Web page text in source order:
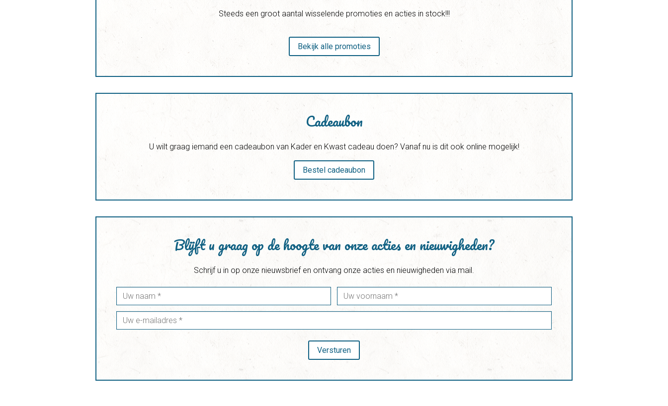
Steeds een groot aantal wisselende promoties en acties in stock!!!
Bekijk alle promoties
Cadeaubon
U wilt graag iemand een cadeaubon van Kader en Kwast cadeau doen? Vanaf nu is dit ook online mogelijk!
Bestel cadeaubon
Blijft u graag op de hoogte van onze acties en nieuwigheden?
Schrijf u in op onze nieuwsbrief en ontvang onze acties en nieuwigheden via mail.
Versturen